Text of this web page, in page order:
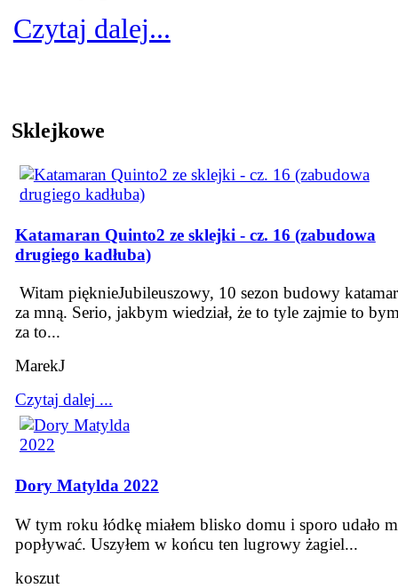
Czytaj dalej...
Sklejkowe
Katamaran Quinto2 ze sklejki - cz. 16 (zabudowa
drugiego kadłuba)
Witam pięknieJubileuszowy, 10 sezon budowy
za mną. Serio, jakbym wiedział, że to tyle zajmie to
za to...
MarekJ
Czytaj dalej ...
Dory Matylda 2022
W tym roku łódkę miałem blisko domu i sporo udało
popływać. Uszyłem w końcu ten lugrowy żagiel...
koszut